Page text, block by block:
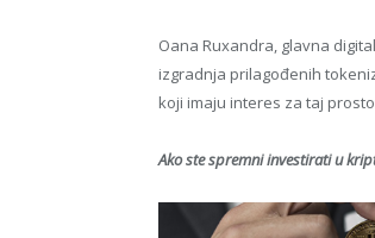
Oana Ruxandra, glavna
izgradnja prilagođenih
koji imaju interes za taj
Ako ste spremni investirati u